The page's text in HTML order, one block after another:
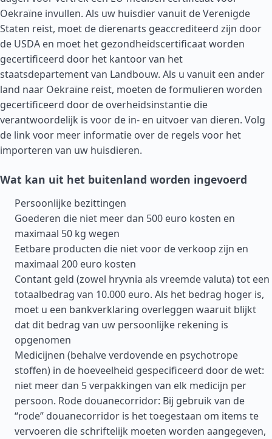
Oekraïne invullen. Als uw huisdier vanuit deVerenigde
Staten reist, moet de dierenarts geaccrediteerd zijn door
de USDA en moet het gezondheidscertificaat worden
gecertificeerd door het kantoor van het
staatsdepartement van Landbouw. Als u vanuit een ander
land naar Oekraïne reist, moeten de formulieren worden
gecertificeerd door de overheidsinstantie die
verantwoordelijk is voor de in- en uitvoer van dieren. Volg
de link voor meer informatie over de regels voor het
importeren van uw huisdieren.
Wat kan uit het buitenland worden ingevoerd
Persoonlijke bezittingen
Goederen die niet meer dan 500 euro kosten en
maximaal 50 kg wegen
Eetbare producten die niet voor de verkoop zijn en
maximaal 200 euro kosten
Contant geld (zowel hryvnia als vreemde valuta) tot een
totaalbedrag van 10.000 euro. Als het bedrag hoger is,
moet u een bankverklaring overleggen waaruit blijkt
dat dit bedrag van uw persoonlijke rekening is
opgenomen
Medicijnen (behalve verdovende en psychotrope
stoffen) in de hoeveelheid gespecificeerd door de wet:
niet meer dan 5 verpakkingen van elk medicijn per
persoon. Rode douanecorridor: Bij gebruik van de
“rode” douanecorridor is het toegestaan om items te
vervoeren die schriftelijk moeten worden aangegeven,